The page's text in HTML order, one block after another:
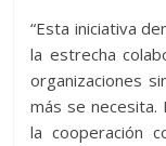
“Esta iniciativa
la estrecha
organizaciones
más se
la cooperación